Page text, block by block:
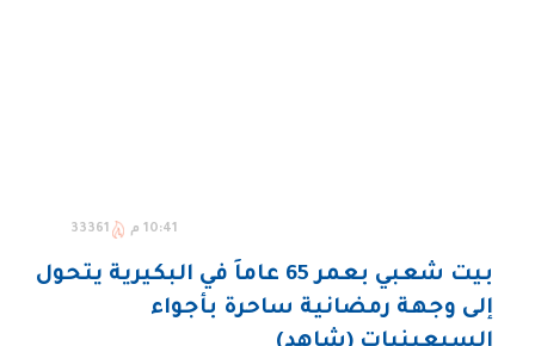
10:41 م 33361
بيت شعبي بعمر 65 عاماً في البكيرية يتحول
إلى وجهة رمضانية ساحرة بأجواء